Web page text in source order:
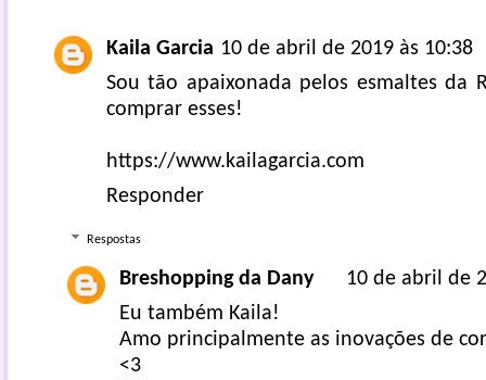
Kaila Garcia 10 de abril de 2019 às 10:38
Sou tão apaixonada pelos esmaltes da
comprar esses!
https://www.kailagarcia.com
Responder
Respostas
Breshopping da Dany
10 de abril de
Eu também Kaila!
Amo principalmente as inovações de
<3